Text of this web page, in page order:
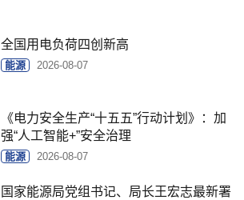
全国用电负荷四创新高
能源 2026-08-07
《电力安全生产“十五五”行动计划》：加
强“人工智能+”安全治理
能源 2026-08-07
国家能源局党组书记、局长王宏志最新署